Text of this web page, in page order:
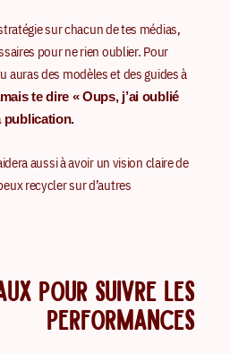
sur chacun de tes médias,
pour ne rien oublier. Pour
auras des modèles et des guides à
te dire « Oups, j’ai oublié
publication.
aussi à avoir un vision claire de
recycler sur d’autres
POUR SUIVRE LES
PERFORMANCES